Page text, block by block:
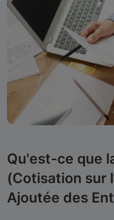
Qu'est-ce que
(Cotisation sur
Ajoutée des